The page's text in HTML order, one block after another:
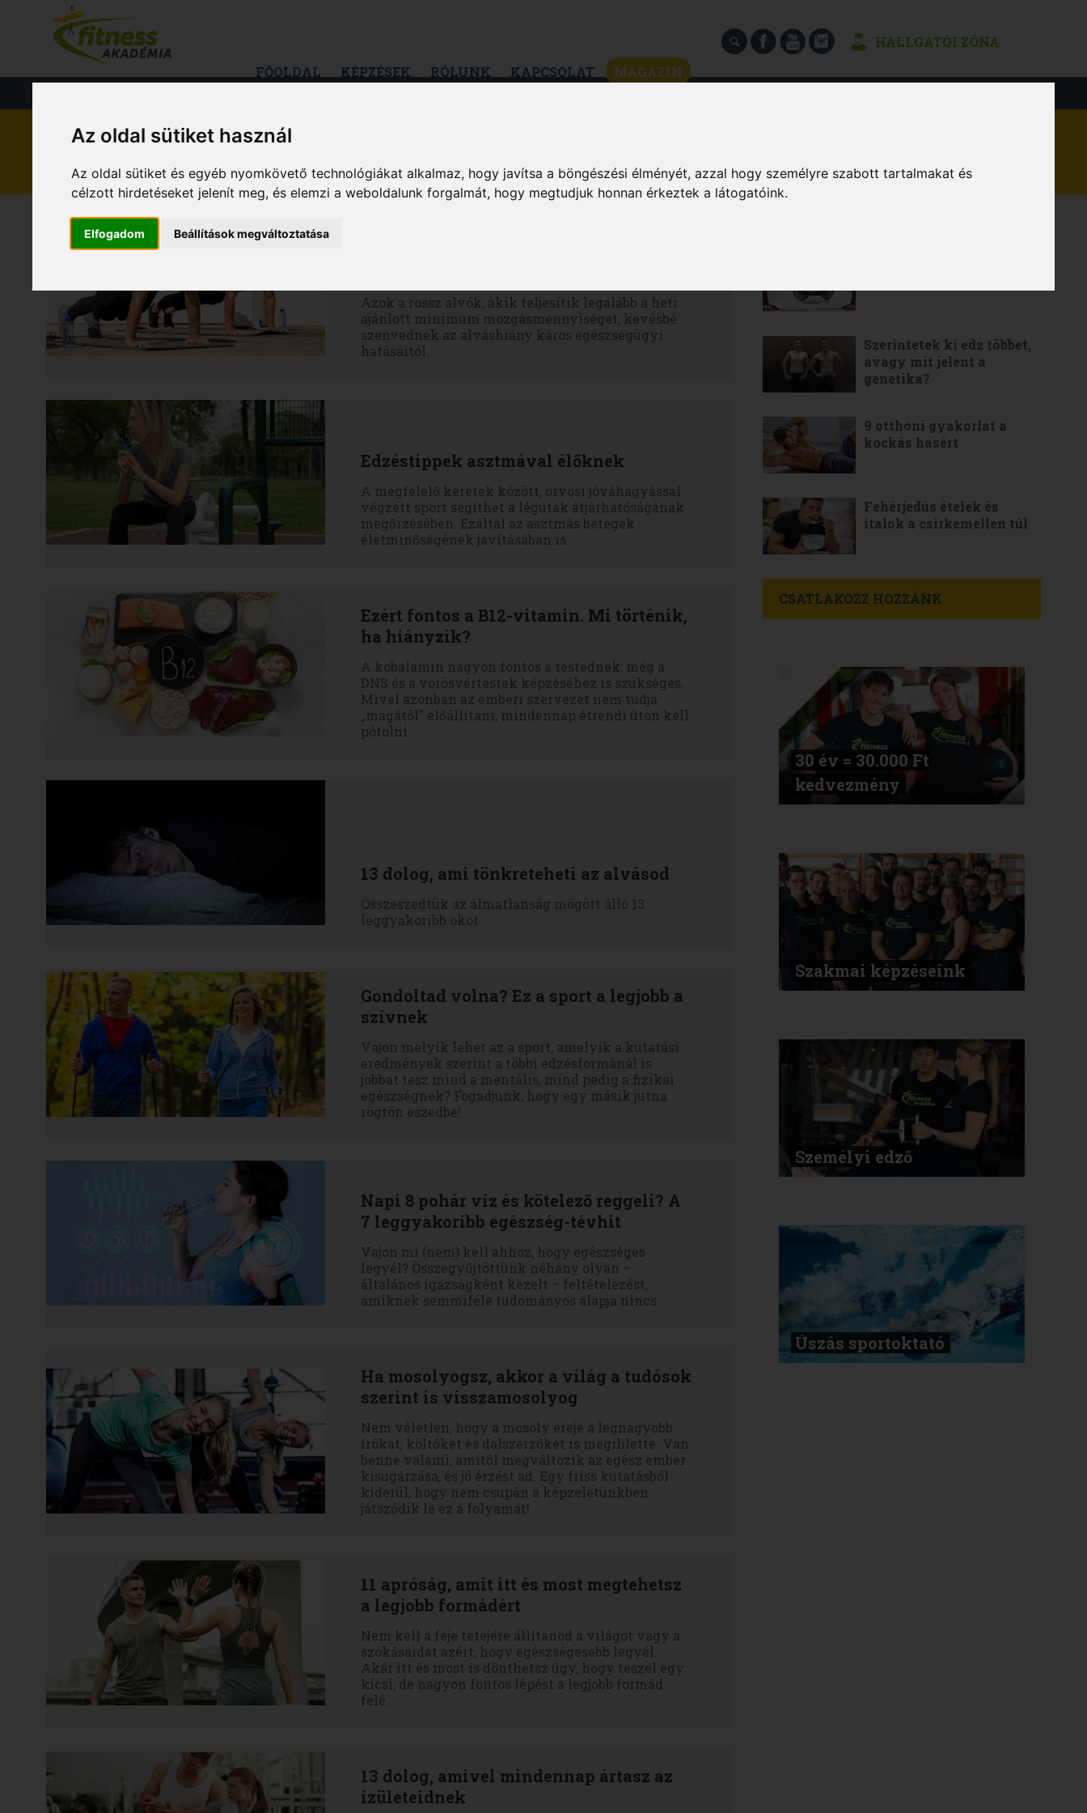
Az oldal sütiket használ
Az oldal sütiket és egyéb nyomkövető technológiákat alkalmaz, hogy javítsa a böngészési élményét, azzal hogy személyre szabott tartalmakat és
célzott hirdetéseket jelenít meg, és elemzi a weboldalunk forgalmát, hogy megtudjuk honnan érkeztek a látogatóink.
Elfogadom Beállítások megváltoztatása
HALLGATÓI ZÓNA
FŐOLDAL
KÉPZÉSEK RÓLUNK KAPCSOLAT
MAGAZIN
MAGAZIN
Azok a rossz alvók, akik teljesítik legalább a heti
ajánlott minimum mozgásmennyiséget, kevésbé
szenvednek az alváshiány káros egészségügyi
hatásaitól.
Edzéstippek asztmával élőknek
A megfelelő keretek között, orvosi jóváhagyással
végzett sport segíthet a légutak átjárhatóságának
megőrzésében. Ezáltal az asztmás betegek
életminőségének javításában is.
Ezért fontos a B12-vitamin. Mi történik,
ha hiányzik?
A kobalamin nagyon fontos a testednek: még a
DNS és a vörösvértestek képzéséhez is szükséges.
Mivel azonban az emberi szervezet nem tudja
„magától” előállítani, mindennap étrendi úton kell
pótolni.
13 dolog, ami tönkreteheti az alvásod
Összeszedtük az álmatlanság mögött álló 13
leggyakoribb okot.
Gondoltad volna? Ez a sport a legjobb a
szívnek
Vajon melyik lehet az a sport, amelyik a kutatási
eredmények szerint a többi edzésformánál is
jobbat tesz mind a mentális, mind pedig a fizikai
egészségnek? Fogadjunk, hogy egy másik jutna
rögtön eszedbe!
Napi 8 pohár víz és kötelező reggeli? A
7 leggyakoribb egészség-tévhit
Vajon mi (nem) kell ahhoz, hogy egészséges
legyél? Összegyűjtöttünk néhány olyan –
általános igazságként kezelt – feltételezést,
amiknek semmiféle tudományos alapja nincs.
Ha mosolyogsz, akkor a világ a tudósok
szerint is visszamosolyog
Nem véletlen, hogy a mosoly ereje a legnagyobb
írókat, költőket és dalszerzőket is megihlette. Van
benne valami, amitől megváltozik az egész ember
kisugárzása, és jó érzést ad. Egy friss kutatásból
kiderül, hogy nem csupán a képzeletünkben
játszódik le ez a folyamat!
11 apróság, amit itt és most megtehetsz
a legjobb formádért
Nem kell a feje tetejére állítanod a világot vagy a
szokásaidat azért, hogy egészségesebb legyél.
Akár itt és most is dönthetsz úgy, hogy teszel egy
kicsi, de nagyon fontos lépést a legjobb formád
felé.
13 dolog, amivel mindennap ártasz az
ízületeidnek
Szerintetek ki edz többet,
avagy mit jelent a
genetika?
9 otthoni gyakorlat a
kockás hasért
Fehérjedús ételek és
italok a csirkemellen túl
CSATLAKOZZ HOZZÁNK
30 év = 30.000 Ft
kedvezmény
Szakmai képzéseink
Személyi edző
Úszás sportoktató